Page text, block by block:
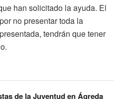
han solicitado la ayuda. El
no presentar toda la
tendrán que tener
de la Juventud en Ágreda